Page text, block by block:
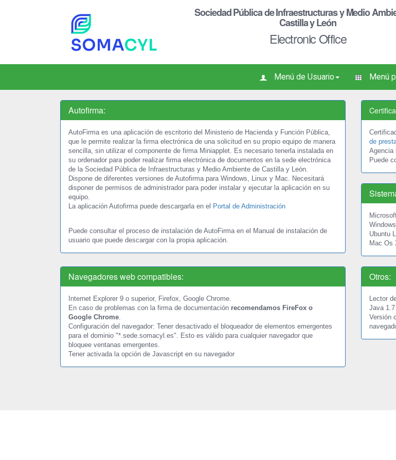
Sociedad Pública de Infraestructuras y Medio
Castilla y León
Electronic Office
Menú de Usuario Menú
Autofirma:
AutoFirma es una aplicación de escritorio del Ministerio de Hacienda y Función Pública,
que le permite realizar la firma electrónica de una solicitud en su propio equipo de manera
sencilla, sin utilizar el componente de firma Miniapplet. Es necesario tenerla instalada en
su ordenador para poder realizar firma electrónica de documentos en la sede electrónica
de la Sociedad Pública de Infraestructuras y Medio Ambiente de Castilla y León.
Dispone de diferentes versiones de Autofirma para Windows, Linux y Mac. Necesitará
disponer de permisos de administrador para poder instalar y ejecutar la aplicación en su
equipo.
La aplicación Autofirma puede descargarla en el Portal de Administración
Puede consultar el proceso de instalación de AutoFirma en el Manual de instalación de
usuario que puede descargar con la propia aplicación.
de
Agencia
Puede
Ubuntu
Mac Os
Navegadores web compatibles:
Internet Explorer 9 o superior, Firefox, Google Chrome.
En caso de problemas con la firma de documentación recomendamos FireFox o
Google Chrome.
Configuración del navegador: Tener desactivado el bloqueador de elementos emergentes
para el dominio "*.sede.somacyl.es". Esto es válido para cualquier navegador que
bloquee ventanas emergentes.
Tener activada la opción de Javascript en su navegador
Otros:
Lector
Java 1.7
Versión